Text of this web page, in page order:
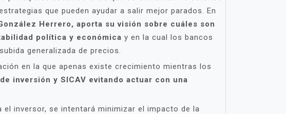
que pueden ayudar a salir mejor parados. En
Herrero, aporta su visión sobre cuáles son
política y económica y en la cual los bancos
generalizada de precios.
en la que apenas existe crecimiento mientras los
inversión y SICAV evitando actuar con una
inversor, se intentará minimizar el impacto de la